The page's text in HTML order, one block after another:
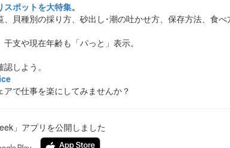
ポットを大特集。
貝種別の採り方、砂出し･潮の吐かせ方、保存方法、食べ
支や現在年齢も「パっと」表示。
しよう。
で仕事を楽にしてみませんか？
」アプリを公開しました